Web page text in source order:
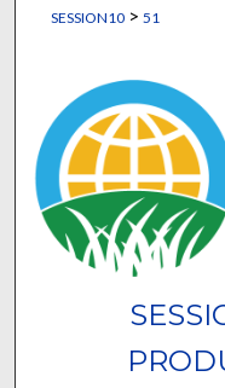
SESSION10> 51